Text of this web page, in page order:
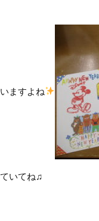
ますよね
いてね♫